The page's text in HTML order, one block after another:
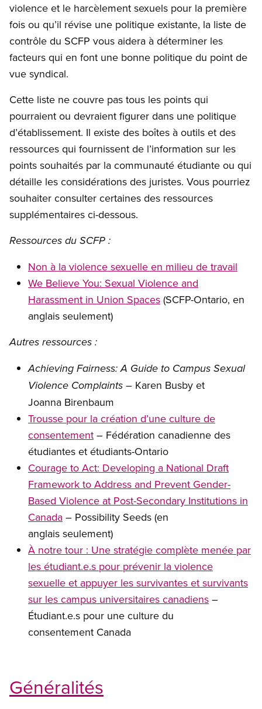
violence et le harcèlement sexuels pour la première
fois ou qu’il révise une politique existante, la liste de
contrôle du SCFP vous aidera à déterminer les
facteurs qui en font une bonne politique du point de
vue syndical.
Cette liste ne couvre pas tous les points qui
pourraient ou devraient figurer dans une politique
d’établissement. Il existe des boîtes à outils et des
ressources qui fournissent de l’information sur les
points souhaités par la communauté étudiante ou qui
détaille les considérations des juristes. Vous pourriez
souhaiter consulter certaines des ressources
supplémentaires ci-dessous.
Ressources du SCFP :
Non à la violence sexuelle en milieu de travail
We Believe You: Sexual Violence and
Harassment in Union Spaces (SCFP-Ontario, en
anglais seulement)
Autres ressources :
Achieving Fairness: A Guide to Campus Sexual
Violence Complaints – Karen Busby et
Joanna Birenbaum
Trousse pour la création d’une culture de
consentement – Fédération canadienne des
étudiantes et étudiants-Ontario
Courage to Act: Developing a National Draft
Framework to Address and Prevent Gender-
Based Violence at Post-Secondary Institutions in
Canada – Possibility Seeds (en
anglais seulement)
À notre tour : Une stratégie complète menée par
les étudiant.e.s pour prévenir la violence
sexuelle et appuyer les survivantes et survivants
sur les campus universitaires canadiens –
Étudiant.e.s pour une culture du
consentement Canada
Généralités